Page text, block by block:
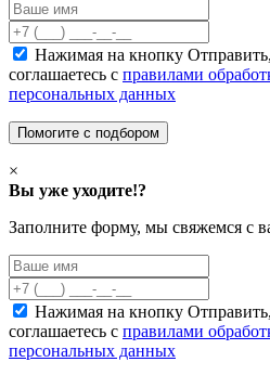
Нажимая на кнопку
соглашаетесь с правилами
персональных данных
×
Вы уже уходите!?
Заполните форму, мы свяжемся с
Нажимая на кнопку
соглашаетесь с правилами
персональных данных